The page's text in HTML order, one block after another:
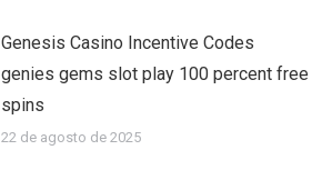
Genesis Casino Incentive Codes
genies gems slot play 100 percent free
spins
22 de agosto de 2025